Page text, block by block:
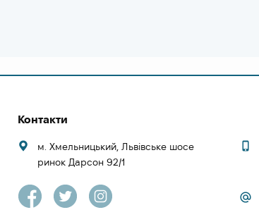
Контакти
м. Хмельницький, Львівське шосе
ринок Дарсон 92/1